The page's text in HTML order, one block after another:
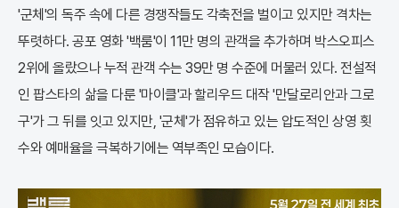
'군체'의 독주 속에 다른 경쟁작들도 각축전을 벌이고 있지만 격차는
뚜렷하다. 공포 영화 '백룸'이 11만 명의 관객을 추가하며 박스오피스
2위에 올랐으나 누적 관객 수는 39만 명 수준에 머물러 있다. 전설적
인 팝스타의 삶을 다룬 '마이클'과 할리우드 대작 '만달로리안과 그로
구'가 그 뒤를 잇고 있지만, '군체'가 점유하고 있는 압도적인 상영 횟
수와 예매율을 극복하기에는 역부족인 모습이다.